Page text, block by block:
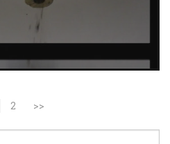
2 >>